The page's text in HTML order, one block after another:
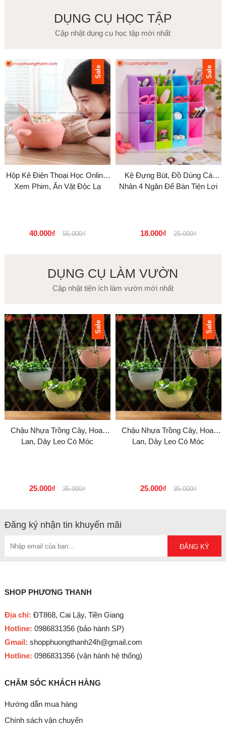
DỤNG CỤ HỌC TẬP
Cập nhật dụng cụ học tập mới nhất
Sale
Hộp Kê Điện Thoại Học Online,
Xem Phim, Ăn Vặt Độc Lạ
40.000₫ 55.000₫
Sale
Kệ Đựng Bút, Đồ Dùng Cá
Nhân 4 Ngăn Để Bàn Tiện Lợi
18.000₫ 25.000₫
DỤNG CỤ LÀM VƯỜN
Cập nhật tiện ích làm vườn mới nhất
Sale
Chậu Nhựa Trồng Cây, Hoa,
Lan, Dây Leo Có Móc
25.000₫ 35.000₫
Sale
Chậu Nhựa Trồng Cây, Hoa,
Lan, Dây Leo Có Móc
25.000₫ 35.000₫
Đăng ký nhận tin khuyến mãi
SHOP PHƯƠNG THANH
Địa chỉ: ĐT868, Cai Lậy, Tiền Giang
Hotline: 0986831356 (bảo hành SP)
Gmail: shopphuongthanh24h@gmail.com
Hotline: 0986831356 (vận hành hệ thống)
CHĂM SÓC KHÁCH HÀNG
Hướng dẫn mua hàng
Chính sách vận chuyển